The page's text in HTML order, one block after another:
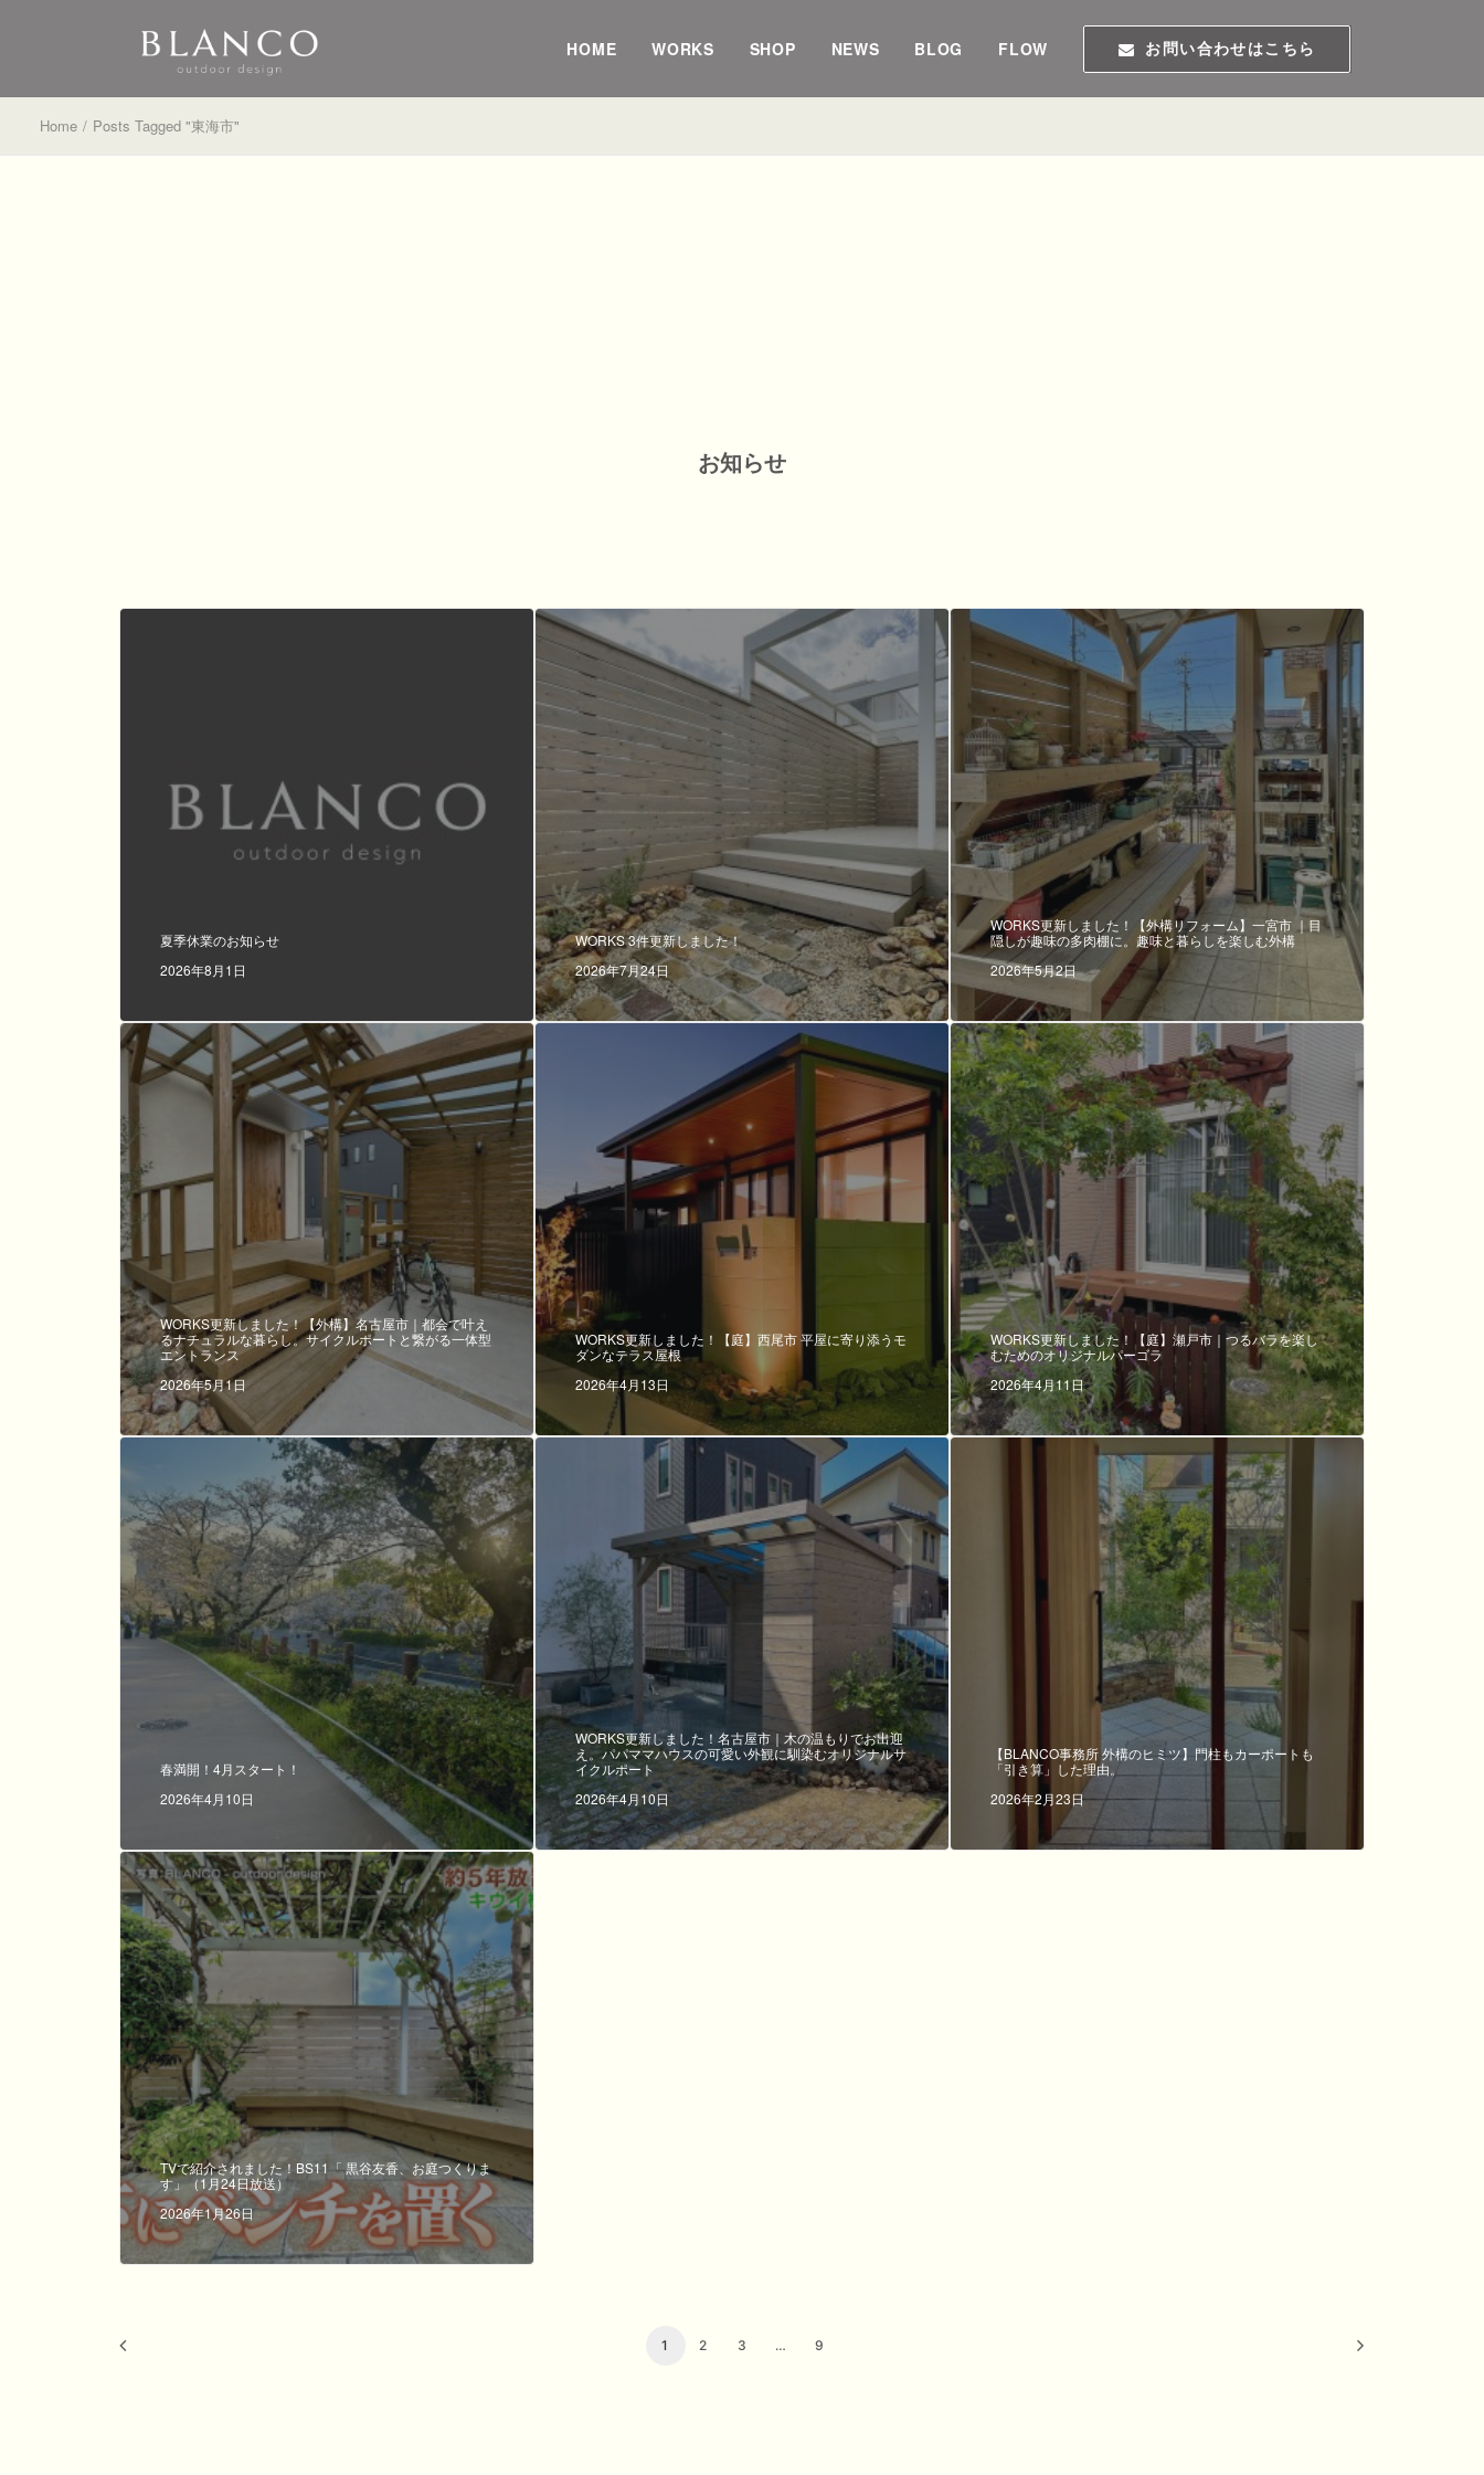
HOME WORKS SHOP NEWS BLOG FLOW お問い合わせはこちら
Home Posts Tagged "東海市"
お知らせ
夏季休業のお知らせ
2026年8月1日
WORKS 3件更新しました！
2026年7月24日
WORKS更新しました！【外構リフォーム】一宮市 ｜目
隠しが趣味の多肉棚に。趣味と暮らしを楽しむ外構
2026年5月2日
WORKS更新しました！【外構】名古屋市｜都会で叶え
るナチュラルな暮らし。サイクルポートと繋がる一体型
エントランス
2026年5月1日
WORKS更新しました！【庭】西尾市 平屋に寄り添うモ
ダンなテラス屋根
2026年4月13日
WORKS更新しました！【庭】瀬戸市｜つるバラを楽し
むためのオリジナルパーゴラ
2026年4月11日
春満開！4月スタート！
2026年4月10日
WORKS更新しました！名古屋市｜木の温もりでお出迎
え。パパママハウスの可愛い外観に馴染むオリジナルサ
イクルポート
2026年4月10日
【BLANCO事務所 外構のヒミツ】門柱もカーポートも
「引き算」した理由。
2026年2月23日
TVで紹介されました！BS11「 黒谷友香、お庭つくりま
す」（1月24日放送）
2026年1月26日
1 2 3 … 9